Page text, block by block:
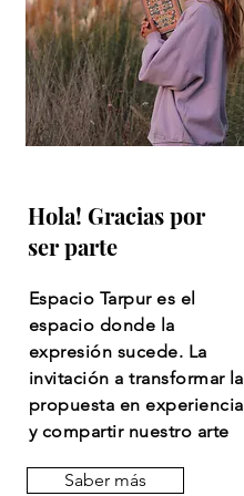
Hola! Gracias por
ser parte
Espacio Tarpur es el
espacio donde la
expresión sucede. La
invitación a transformar la
propuesta en experiencia
y compartir nuestro arte
Saber más